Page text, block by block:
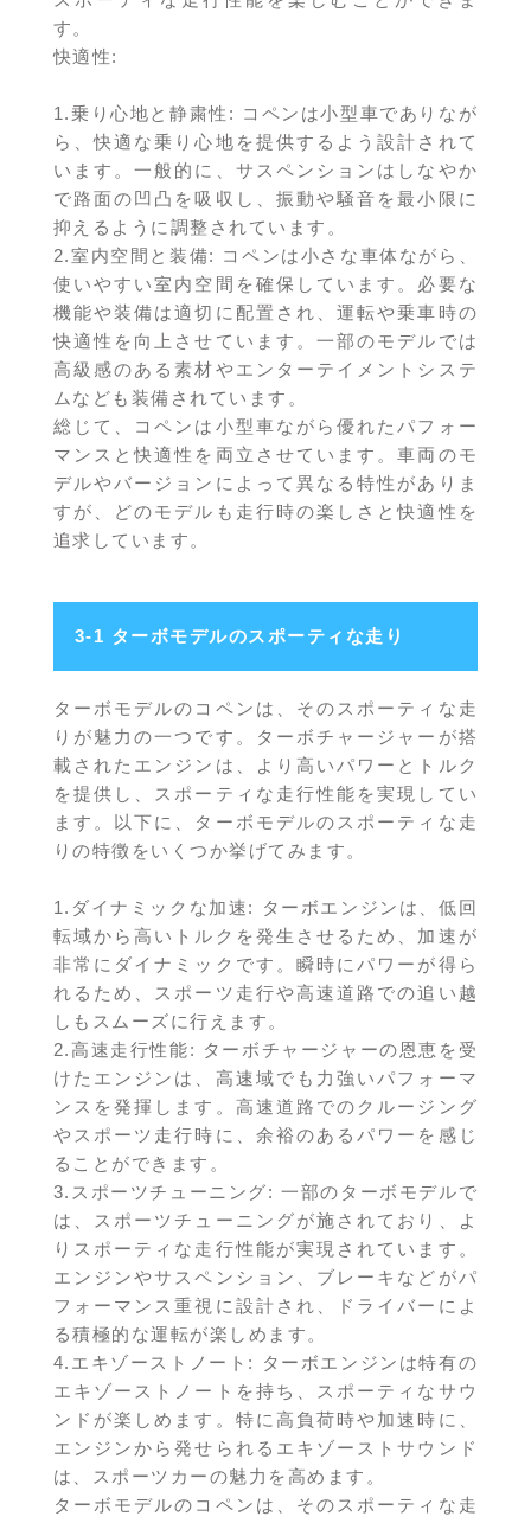
す。
快適性:
1.乗り心地と静粛性: コペンは小型車でありなが
ら、快適な乗り心地を提供するよう設計されて
います。一般的に、サスペンションはしなやか
で路面の凹凸を吸収し、振動や騒音を最小限に
抑えるように調整されています。
2.室内空間と装備: コペンは小さな車体ながら、
使いやすい室内空間を確保しています。必要な
機能や装備は適切に配置され、運転や乗車時の
快適性を向上させています。一部のモデルでは
高級感のある素材やエンターテイメントシステ
ムなども装備されています。
総じて、コペンは小型車ながら優れたパフォー
マンスと快適性を両立させています。車両のモ
デルやバージョンによって異なる特性がありま
すが、どのモデルも走行時の楽しさと快適性を
追求しています。
3-1 ターボモデルのスポーティな走り
ターボモデルのコペンは、そのスポーティな走
りが魅力の一つです。ターボチャージャーが搭
載されたエンジンは、より高いパワーとトルク
を提供し、スポーティな走行性能を実現してい
ます。以下に、ターボモデルのスポーティな走
りの特徴をいくつか挙げてみます。
1.ダイナミックな加速: ターボエンジンは、低回
転域から高いトルクを発生させるため、加速が
非常にダイナミックです。瞬時にパワーが得ら
れるため、スポーツ走行や高速道路での追い越
しもスムーズに行えます。
2.高速走行性能: ターボチャージャーの恩恵を受
けたエンジンは、高速域でも力強いパフォーマ
ンスを発揮します。高速道路でのクルージング
やスポーツ走行時に、余裕のあるパワーを感じ
ることができます。
3.スポーツチューニング: 一部のターボモデルで
は、スポーツチューニングが施されており、よ
りスポーティな走行性能が実現されています。
エンジンやサスペンション、ブレーキなどがパ
フォーマンス重視に設計され、ドライバーによ
る積極的な運転が楽しめます。
4.エキゾーストノート: ターボエンジンは特有の
エキゾーストノートを持ち、スポーティなサウ
ンドが楽しめます。特に高負荷時や加速時に、
エンジンから発せられるエキゾーストサウンド
は、スポーツカーの魅力を高めます。
ターボモデルのコペンは、そのスポーティな走